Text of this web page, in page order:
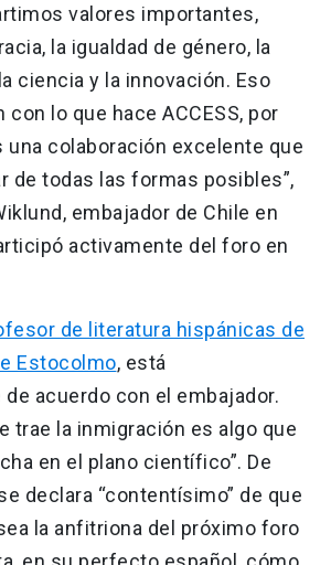
valores importantes,
la igualdad de género, la
ciencia y la innovación. Eso
con lo que hace ACCESS, por
una colaboración excelente que
de todas las formas posibles”,
embajador de Chile en
activamente del foro en
de literatura hispánicas de
Estocolmo, está
acuerdo con el embajador.
trae la inmigración es algo que
en el plano científico”. De
declara “contentísimo” de que
la anfitriona del próximo foro